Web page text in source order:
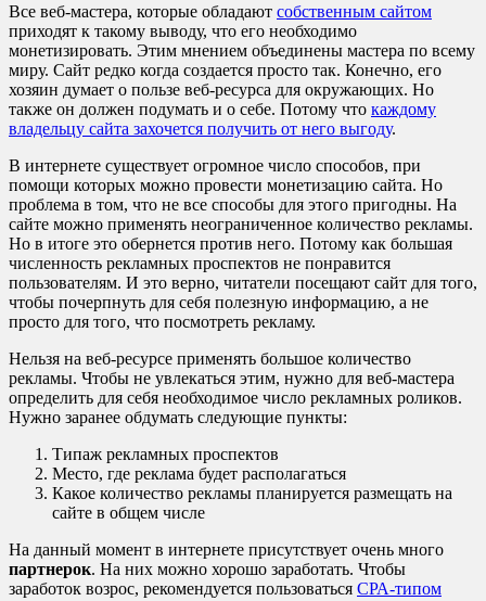
Все веб-мастера, которые обладают собственным сайтом
приходят к такому выводу, что его необходимо
монетизировать. Этим мнением объединены мастера по всему
миру. Сайт редко когда создается просто так. Конечно, его
хозяин думает о пользе веб-ресурса для окружающих. Но
также он должен подумать и о себе. Потому что каждому
владельцу сайта захочется получить от него выгоду.
В интернете существует огромное число способов, при
помощи которых можно провести монетизацию сайта. Но
проблема в том, что не все способы для этого пригодны. На
сайте можно применять неограниченное количество рекламы.
Но в итоге это обернется против него. Потому как большая
численность рекламных проспектов не понравится
пользователям. И это верно, читатели посещают сайт для того,
чтобы почерпнуть для себя полезную информацию, а не
просто для того, что посмотреть рекламу.
Нельзя на веб-ресурсе применять большое количество
рекламы. Чтобы не увлекаться этим, нужно для веб-мастера
определить для себя необходимое число рекламных роликов.
Нужно заранее обдумать следующие пункты:
Типаж рекламных проспектов
Место, где реклама будет располагаться
Какое количество рекламы планируется размещать на
сайте в общем числе
На данный момент в интернете присутствует очень много
партнерок. На них можно хорошо заработать. Чтобы
заработок возрос, рекомендуется пользоваться СРА-типом